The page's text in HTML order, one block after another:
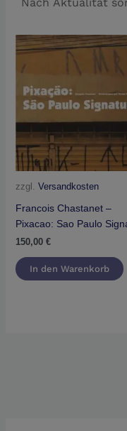
zzgl. Versandkosten
Francois Chastanet –
Pixacao: Sao Paulo
150,00 €
In den Warenkorb